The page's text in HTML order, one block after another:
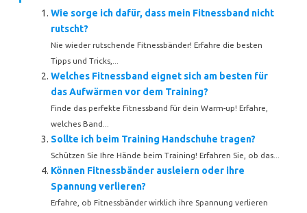
Wie sorge ich dafür, dass mein Fitnessband nicht
rutscht?
Nie wieder rutschende Fitnessbänder! Erfahre die besten
Tipps und Tricks,...
Welches Fitnessband eignet sich am besten für
das Aufwärmen vor dem Training?
Finde das perfekte Fitnessband für dein Warm-up! Erfahre,
welches Band...
Sollte ich beim Training Handschuhe tragen?
Schützen Sie Ihre Hände beim Training! Erfahren Sie, ob das...
Können Fitnessbänder ausleiern oder ihre
Spannung verlieren?
Erfahre, ob Fitnessbänder wirklich ihre Spannung verlieren